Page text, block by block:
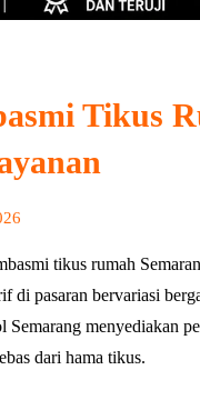
Tikus
tikus rumah
di pasaran bervariasi
Semarang menyediakan
dari hama tikus.